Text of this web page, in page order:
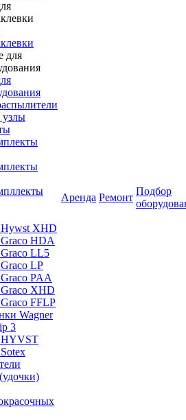
XHD
HDA
LL5
LP
PAA
XHD
FFLP
Wagner
3
Аренда Ремонт
Подбор